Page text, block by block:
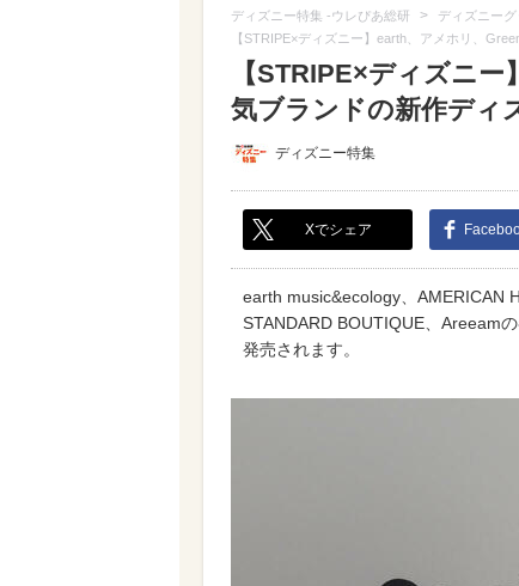
ディズニー特集 -ウレぴあ総研 > ディズニー
【STRIPE×ディズニー】earth、アメホリ、
【STRIPE×ディズニ
気ブランドの新作ディ
ディズニー特集
Xでシェア
earth music&ecology、AMERICAN
STANDARD BOUTIQUE、Areeam
発売されます。